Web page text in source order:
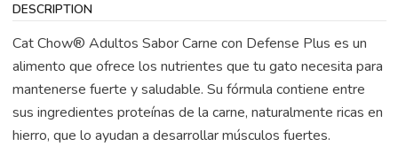
DESCRIPTION
Cat Chow® Adultos Sabor Carne con Defense Plus es un
alimento que ofrece los nutrientes que tu gato necesita para
mantenerse fuerte y saludable. Su fórmula contiene entre
sus ingredientes proteínas de la carne, naturalmente ricas en
hierro, que lo ayudan a desarrollar músculos fuertes.